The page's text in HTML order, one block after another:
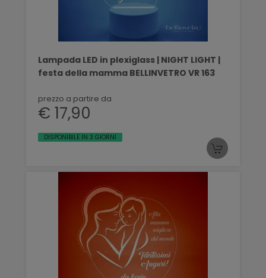
Lampada LED in plexiglass | NIGHT LIGHT |
festa della mamma BELLINVETRO VR 163
prezzo a partire da
€ 17,90
DISPONIBILE IN 3 GIORNI